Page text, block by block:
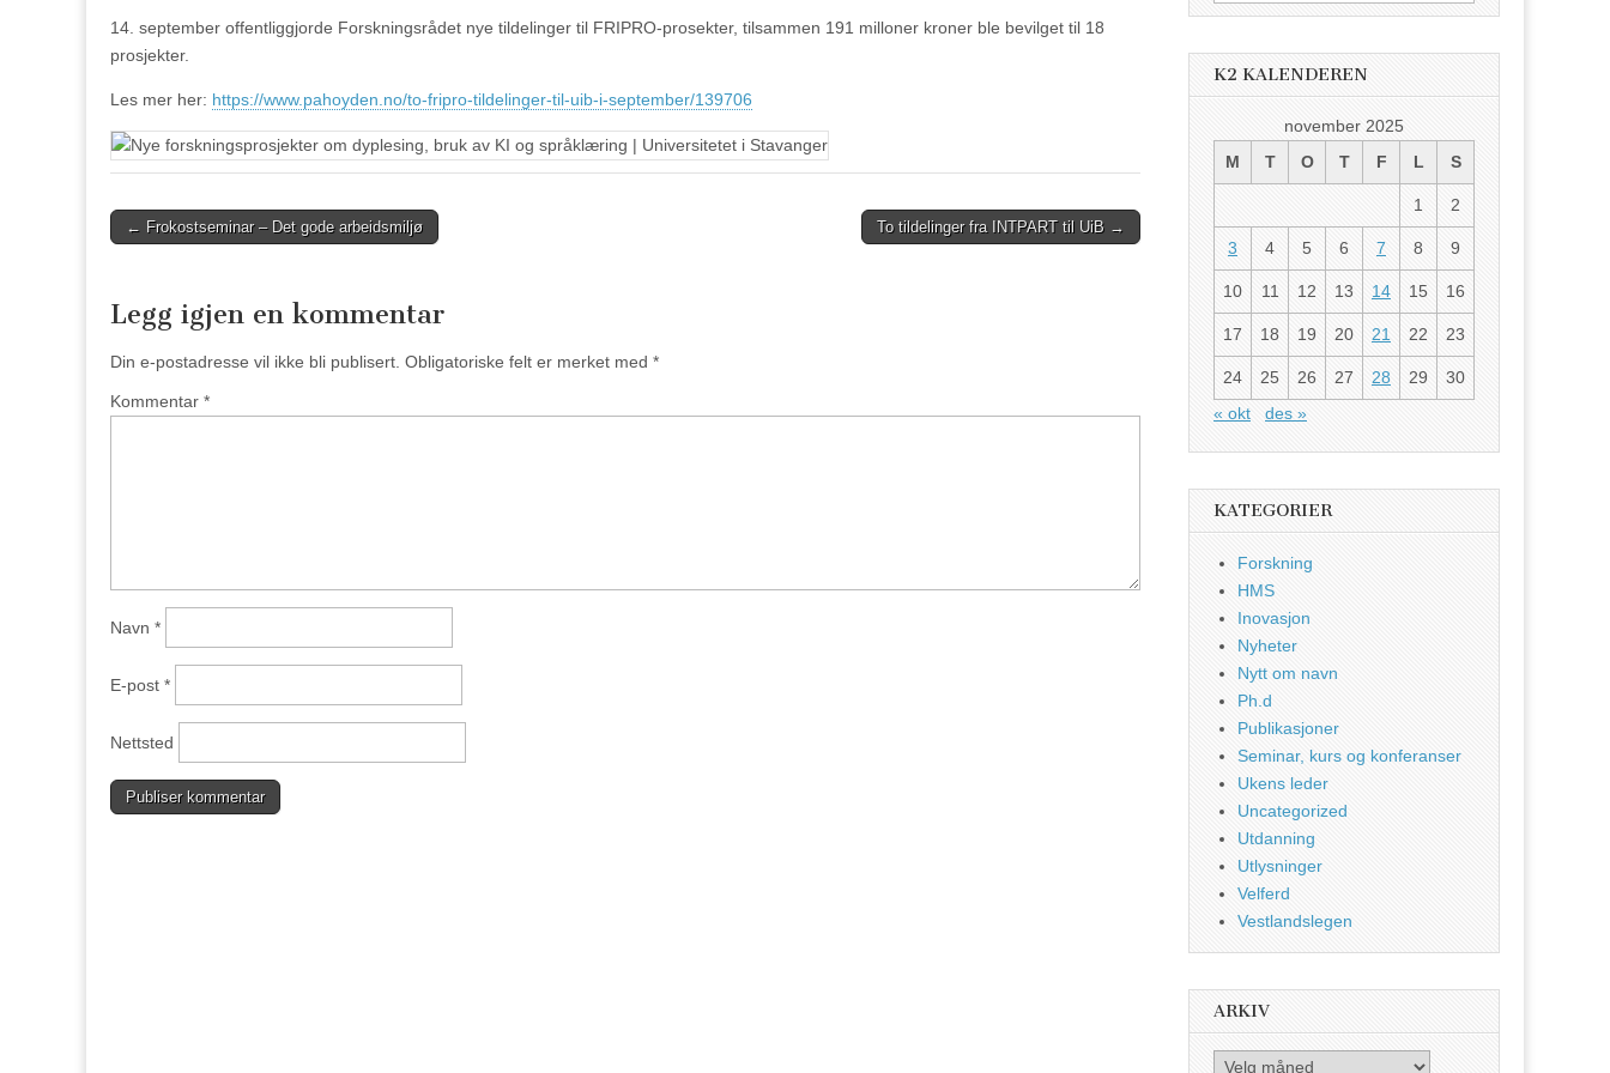
14. september offentliggjorde Forskningsrådet nye tildelinger til FRIPRO-prosekter, tilsammen 191 milloner kroner ble bevilget til 18
prosjekter.
Les mer her: https://www.pahoyden.no/to-fripro-tildelinger-til-uib-i-september/139706
Post
← Frokostseminar – Det gode arbeidsmiljø To tildelinger fra INTPART til UiB →
Legg igjen en kommentar
Din e-postadresse vil ikke bli publisert. Obligatoriske felt er merket med *
Kommentar *
Navn *
E-post *
Nettsted
K2 KALENDEREN
november 2025
M
T O T F L S
1 2
3 4 5 6 7 8 9
10 11 12 13 14 15 16
17 18 19 20 21 22 23
24 25 26 27 28 29
30
« okt
des »
KATEGORIER
Forskning
HMS
Inovasjon
Nyheter
Nytt om navn
Ph.d
Publikasjoner
Seminar, kurs og konferanser
Ukens leder
Uncategorized
Utdanning
Utlysninger
Velferd
Vestlandslegen
ARKIV
Arkiv